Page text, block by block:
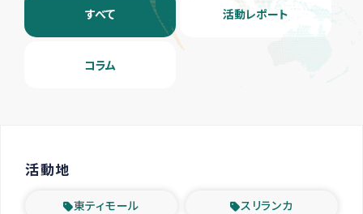
すべて 活動レポート
コラム
活動地
東ティモール スリランカ